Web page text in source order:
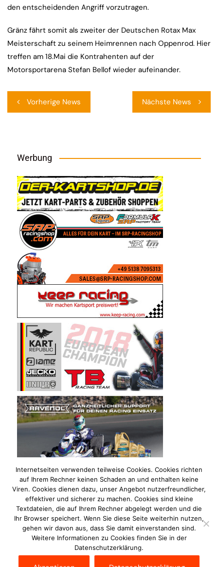
den entscheidenden Angriff vorzutragen.
Gränz fährt somit als zweiter der Deutschen Rotax Max
Meisterschaft zu seinem Heimrennen nach Oppenrod. Hier
treffen am 18.Mai die Kontrahenten auf der
Motorsportarena Stefan Bellof wieder aufeinander.
Vorherige News Nächste News
Werbung
Impressum Datenschutzerklärung Disclaimer
Internetseiten verwenden teilweise Cookies. Cookies richten
auf Ihrem Rechner keinen Schaden an und enthalten keine
Viren. Cookies dienen dazu, unser Angebot nutzerfreundlicher,
effektiver und sicherer zu machen. Cookies sind kleine
Textdateien, die auf Ihrem Rechner abgelegt werden und die
Ihr Browser speichert. Wenn Sie diese Seite weiterhin nutzen,
gehen wir davon aus, dass Sie damit einverstanden sind.
Weitere Informationen zu Cookies finden Sie in der
Datenschutzerklärung.